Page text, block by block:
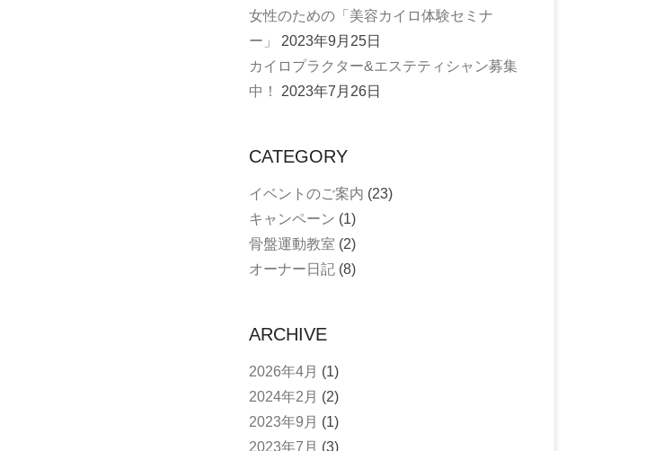
女性のための「美容カイロ体験セミナ
ー」
2023年9月25日
カイロプラクター&エステティシャン募集
中！
2023年7月26日
CATEGORY
イベントのご案内 (23)
キャンペーン (1)
骨盤運動教室 (2)
オーナー日記 (8)
ARCHIVE
2026年4月 (1)
2024年2月 (2)
2023年9月 (1)
2023年7月 (3)